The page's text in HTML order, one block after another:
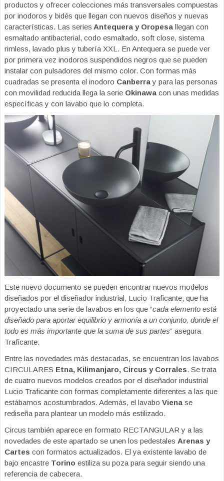
productos y ofrecer colecciones más transversales compuestas
por inodoros y bidés que llegan con nuevos diseños y nuevas
características. Las series Antequera y Oropesa llegan con
esmaltado antibacterial, codo esmaltado, soft close, sistema
rimless, lavado plus y tubería XXL. En Antequera se puede ver
por primera vez inodoros suspendidos negros que se pueden
instalar con pulsadores del mismo color. Con formas más
cuadradas se presenta el inodoro Canberray para las personas
con movilidad reducida llega la serie Okinawa con unas medidas
específicas y con lavabo que lo completa.
Este nuevo documento se pueden encontrar nuevos modelos
diseñados por el diseñador industrial, Lucio Traficante, que ha
proyectado una serie de lavabos en los que “cada elemento está
diseñado para aportar equilibrio y armonía a un conjunto, donde el
todo es más importante que la suma de sus partes” asegura
Traficante.
Entre las novedades más destacadas, se encuentran los lavabos
CIRCULARES Etna, Kilimanjaro, Circus y Corrales. Se trata
de cuatro nuevos modelos creados por el diseñador industrial
Lucio Traficante con formas completamente diferentes a las que
estábamos acostumbrados. Además, el lavabo Viena se
rediseña para plantear un modelo más estilizado.
Circus también aparece en formato RECTANGULAR y a las
novedades de este apartado se unen los pedestales Arenas y
Cartes con formatos actualizados. El ya existente lavabo de
bajo encastre Torino estiliza su poza para seguir siendo una
referencia de cabecera.